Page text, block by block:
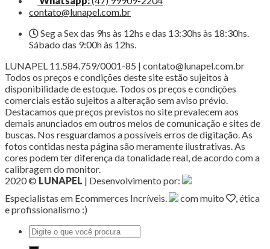
contato@lunapel.com.br
Seg a Sex das 9hs às 12hs e das 13:30hs às 18:30hs.
Sábado das 9:00h às 12hs.
LUNAPEL 11.584.759/0001-85 | contato@lunapel.com.br
Todos os preços e condições deste site estão sujeitos à
disponibilidade de estoque. Todos os preços e condições
comerciais estão sujeitos a alteração sem aviso prévio.
Destacamos que preços previstos no site prevalecem aos
demais anunciados em outros meios de comunicação e sites de
buscas. Nos resguardamos a possíveis erros de digitação. As
fotos contidas nesta página são meramente ilustrativas. As
cores podem ter diferença da tonalidade real, de acordo com a
calibragem do monitor.
2020 © LUNAPEL | Desenvolvimento por:
Especialistas em Ecommerces Incríveis.
com muito
, ética
e profissionalismo :)
Pesquisar
por: